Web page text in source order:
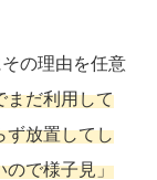
の理由を任意
まだ利用して
ず放置してし
ので様子見」